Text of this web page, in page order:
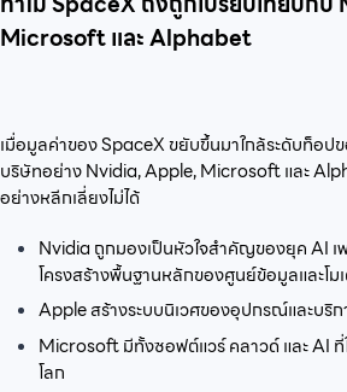
Microsoft และ Alphabet
เมื่อมูลค่าของ SpaceX ขยับขึ้นมาใกล้ระดับท็อป
บริษัทอย่าง Nvidia, Apple, Microsoft และ
อย่างหลีกเลี่ยงไม่ได้
Nvidia ถูกมองเป็นหัวใจสำคัญของยุค AI เ
โครงสร้างพื้นฐานหลักของศูนย์ข้อมูลและโ
Apple สร้างระบบนิเวศของอุปกรณ์และบริก
Microsoft มีทั้งซอฟต์แวร์ คลาวด์ และ AI ที่
โลก